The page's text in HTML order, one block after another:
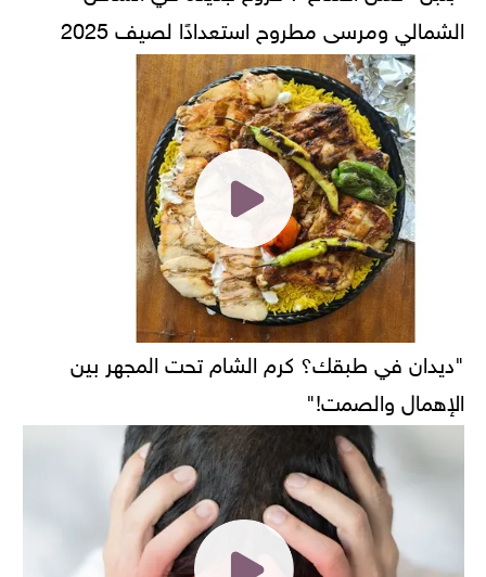
الشمالي ومرسى مطروح استعدادًا لصيف 2025
"ديدان في طبقك؟ كرم الشام تحت المجهر بين
الإهمال والصمت!"